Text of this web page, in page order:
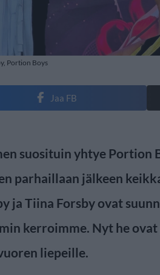
Portion Boys
Jaa FB
suosituin yhtye Portion
parhaillaan jälkeen
ja Tiina Forsby ovat
kerroimme. Nyt he
liepeille.